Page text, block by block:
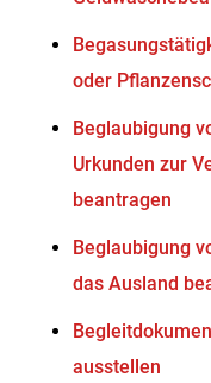
oder
Beglaubigung
Urkunden zur
beantragen
Beglaubigung
das Ausland
ausstellen